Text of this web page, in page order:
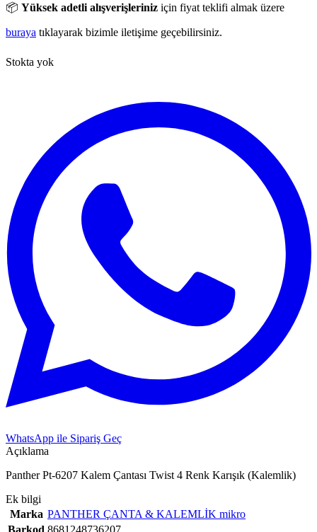
📦 Yüksek adetli alışverişleriniz için fiyat teklifi almak üzere
buraya tıklayarak bizimle iletişime geçebilirsiniz.
Stokta yok
WhatsApp ile Sipariş Geç
Açıklama
Panther Pt-6207 Kalem Çantası Twist 4 Renk Karışık (Kalemlik)
Ek bilgi
Marka PANTHER ÇANTA & KALEMLİK mikro
Barkod 8681248736207